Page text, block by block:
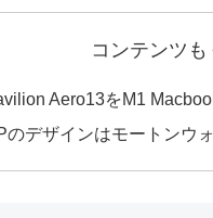
コンテンツも
Aero13をM1
のデザインはモートンウ